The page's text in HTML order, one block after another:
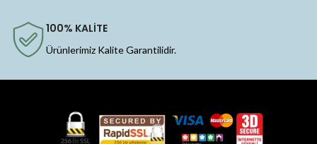
100% KALİTE
Ürünlerimiz Kalite Garantilidir.